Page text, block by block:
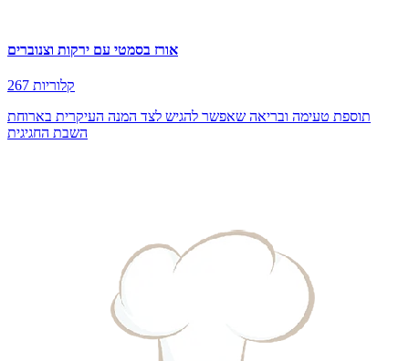
אורז בסמטי עם ירקות וצנוברים
267 קלוריות
תוספת טעימה ובריאה שאפשר להגיש לצד המנה העיקרית בארוחת
השבת החגיגית